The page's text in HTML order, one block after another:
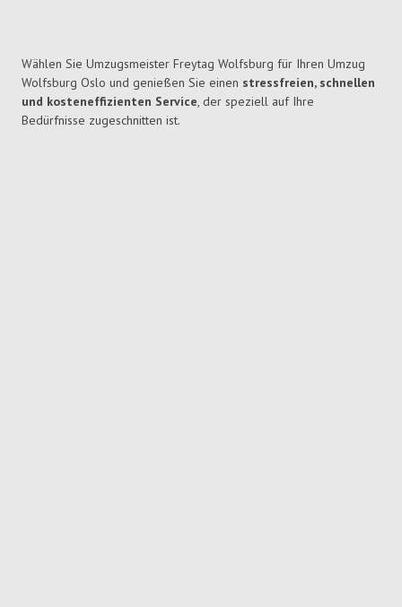
Wählen Sie Umzugsmeister Freytag Wolfsburg für Ihren Umzug
Wolfsburg Oslo und genießen Sie einen stressfreien, schnellen
und kosteneffizienten Service, der speziell auf Ihre
Bedürfnisse zugeschnitten ist.